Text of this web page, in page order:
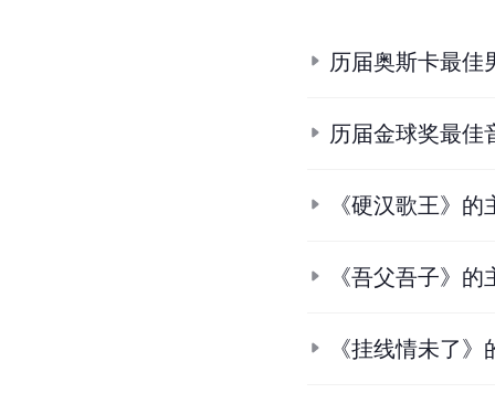
历届奥斯卡最佳
历届金球奖最佳
《硬汉歌王》的
《吾父吾子》的
《挂线情未了